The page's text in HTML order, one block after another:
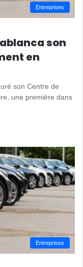
Entreprises
son
en
son Centre de
une première dans
Entreprises